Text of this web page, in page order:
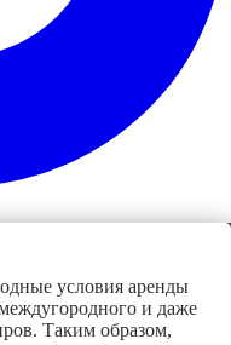
условия аренды
и даже
Таким образом,